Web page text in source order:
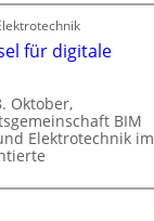
für digitale
Oktober,
BIM
Elektrotechnik im